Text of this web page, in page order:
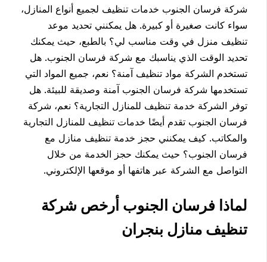
شركة فرسان الجنوب خدمات تنظيف لجميع أنواع المنازل،
سواء كانت صغيرة أو كبيرة. هل يمكنني تحديد موعد
تنظيف منزل في وقت مناسب لي؟ بالطبع، حيث يمكنك
تحديد الوقت الذي يناسبك مع شركة فرسان الجنوب. هل
تستخدم الشركة مواد تنظيف آمنة؟ نعم، جميع المواد التي
تستخدمها شركة فرسان الجنوب آمنة وصديقة للبيئة. هل
توفر الشركة خدمة تنظيف للمنازل التجارية؟ نعم، شركة
فرسان الجنوب تقدم أيضًا خدمات تنظيف للمنازل التجارية
والمكاتب. كيف يمكنني حجز خدمة تنظيف منازل مع
فرسان الجنوب؟ حيث يمكنك حجز الخدمة من خلال
التواصل مع الشركة عبر هاتفها أو موقعها الإلكتروني.
لماذا فرسان الجنوب أرخص شركة
تنظيف منازل بنجران